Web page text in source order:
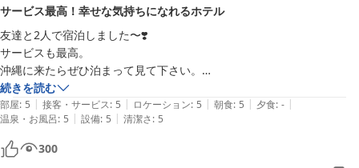
◆朝食
とても美味しく頂きました。オムレツやローストビーフはシェフの方が
調理してくれ3日間毎日頂きました。クロワッサンの焼き立てを持って
来てくれるのも嬉しかったです。瓶に入ったスムージーも栄養がたくさ
ん入ってそうでとても美味しくたくさん頂いてしましました。
子連れで席も配慮頂き助かりました。
和食を選ぶときはお盆があればいいなと思いました。
ます。
またスタッフの接客・サービスにつきましてもご評価を賜り、誠に
ありがとうございます。お客様に心地よくお過ごしいただけたので
したら、私どもにとって何よりの喜びでございます。
一方、朝食につきまして貴重なご意見をお寄せいただき、ありがと
うございます。いただきましたお声を真摯に受け止め、内容やご案
内のさらなる向上に努めてまいります。
サービス最高！幸せな気持ちになれるホテル
友達と2人で宿泊しました〜❣️
サービスも最高。
沖縄に来たらぜひ泊まって見て下さい。
幸せな気持ちになります😍
続きを読む
部屋: 5 | 接客・サービス: 5 | ロケーション: 5 | 朝食: 5 | 夕食: - |
温泉・お風呂: 5 | 設備: 5 | 清潔さ: 5
300